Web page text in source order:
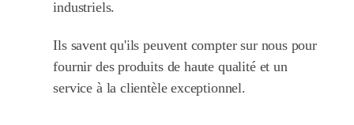
industriels.
Ils savent qu'ils peuvent compter sur nous pour
fournir des produits de haute qualité et un
service à la clientèle exceptionnel.